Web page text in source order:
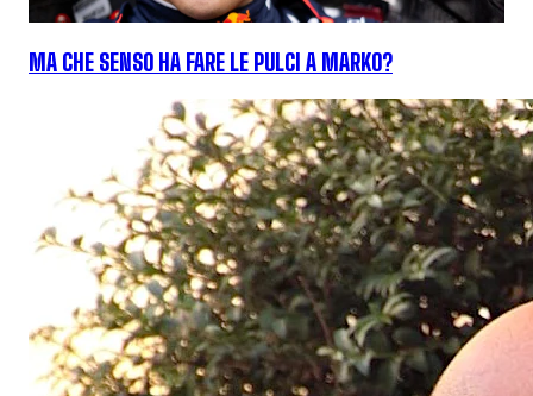
MA CHE SENSO HA FARE LE PULCI A MARKO?